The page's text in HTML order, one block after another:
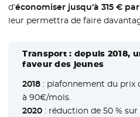
d’économiser jusqu’à 315 €
leur permettra de faire
Transport : depuis 2018,
faveur des jeunes
2018 : plafonnement du prix
à 90€/mols.
2020 : réduction de 50 %